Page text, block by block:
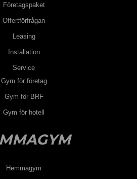
Företagspaket
Offertförfrågan
Leasing
Installation
Service
Gym för företag
Gym för BRF
Gym för hotell
Hemmagym